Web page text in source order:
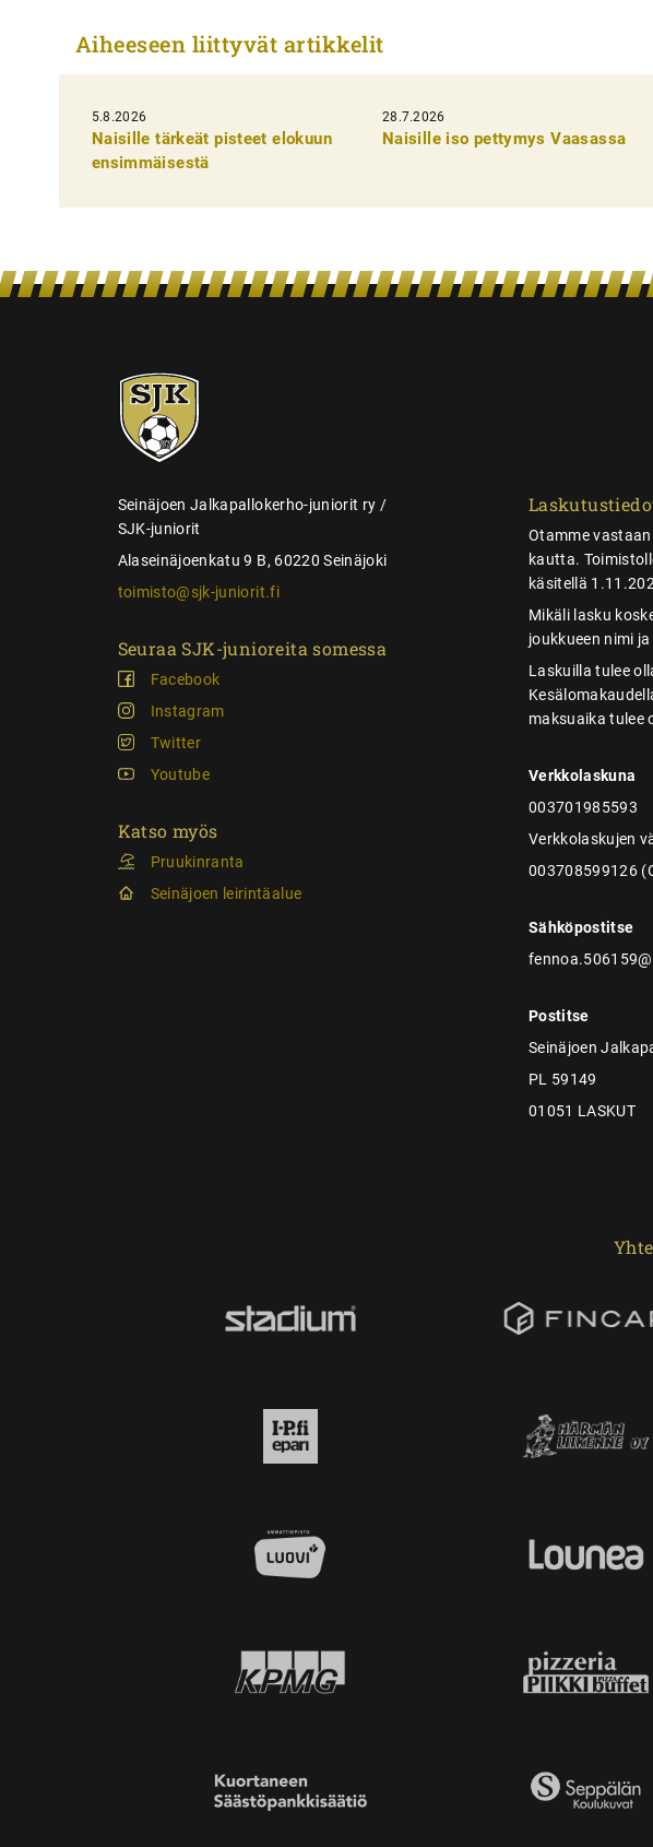
i
k
e
n
Aiheeseen liittyvät artikkelit
5.8.2026
Naisille tärkeät pisteet elokuun
ensimmäisestä
28.7.2026
Naisille iso pettymys Vaasassa
SJK-
juniorit
Seinäjoen Jalkapallokerho-juniorit ry /
SJK-juniorit
Alaseinäjoenkatu 9 B, 60220 Seinäjoki
toimisto@sjk-juniorit.fi
Seuraa SJK-junioreita somessa
Facebook
Instagram
Twitter
Youtube
Katso myös
Pruukinranta
Seinäjoen leirintäalue
Otamme
kautta.
käsitellä
Mikäli lasku
joukkueen nimi
Laskuilla tulee
maksuaika tulee
Verkkolaskuna
003701985593
Verkkolaskujen
003708599126
Sähköpostitse
Postitse
Seinäjoen
PL 59149
01051 LASKUT